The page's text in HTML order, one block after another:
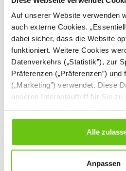
Auf unserer Website verwenden
auch externe Cookies.
dabei sicher, dass die Website
funktioniert. Weitere Cookies
Datenverkehrs („Statistik”), zur
Präferenzen („Präferenzen”)
(„Marketing”) verwendet. Diese
unseren Internetauftriff für Sie zu
Cookies Sie erlauben.
wählen Sie „Alle ablehnen” – in
Daten verarbeitet, die für den
jederzeit ändern, indem Sie auf
Alle
Anpassen
XL, mit Sitznische SH
22 cm
1.679,90 €